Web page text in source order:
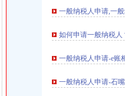
管执法效能
讨论活动顺利开展
论
域再就业 申办企业热增高
账公司工商部门一季度减费6万余元
司场
场办公解决问题
道办事处）活动
一般纳税人申请,一
如何申请一般纳税
一般纳税人申请-e账
一般纳税人申请-石